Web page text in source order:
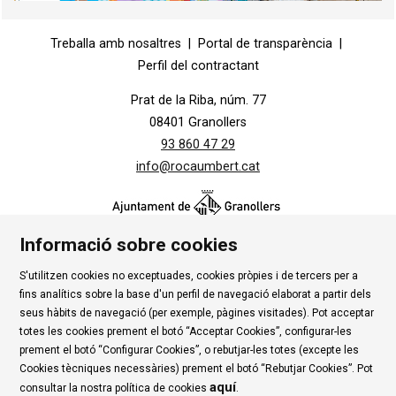
Treballa amb nosaltres
Portal de transparència
Perfil del contractant
Prat de la Riba, núm. 77
08401 Granollers
93 860 47 29
info@rocaumbert.cat
Contacte | Instància Genèrica | Alta Tercers
|
Ús de Cookies
| Política de privadesa | Avís Legal
|
Condicions d'ús Roca Umbert
Link a rssLink a instagramLink a youtubeLink a twitter
Link
Informació sobre cookies
S'utilitzen cookies no exceptuades, cookies pròpies i de tercers per a
fins analítics sobre la base d'un perfil de navegació elaborat a partir dels
seus hàbits de navegació (per exemple, pàgines visitades). Pot acceptar
totes les cookies prement el botó “Acceptar Cookies”, configurar-les
prement el botó “Configurar Cookies”, o rebutjar-les totes (excepte les
Cookies tècniques necessàries) prement el botó “Rebutjar Cookies”. Pot
consultar la nostra política de cookies aquí.